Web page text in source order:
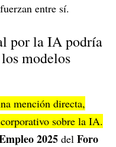
entre sí.
por la IA podría
modelos
mención directa,
sobre la IA.
2025 del Foro